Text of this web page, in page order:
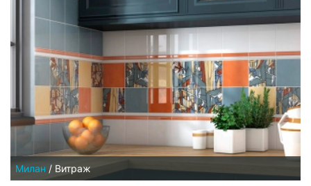
Милан / Витраж